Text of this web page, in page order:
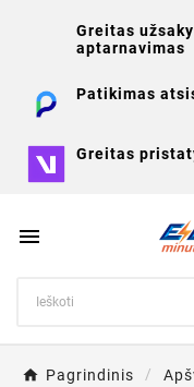
Greitas
aptarnavimas
Patikimas
Greitas

Pagrindinis